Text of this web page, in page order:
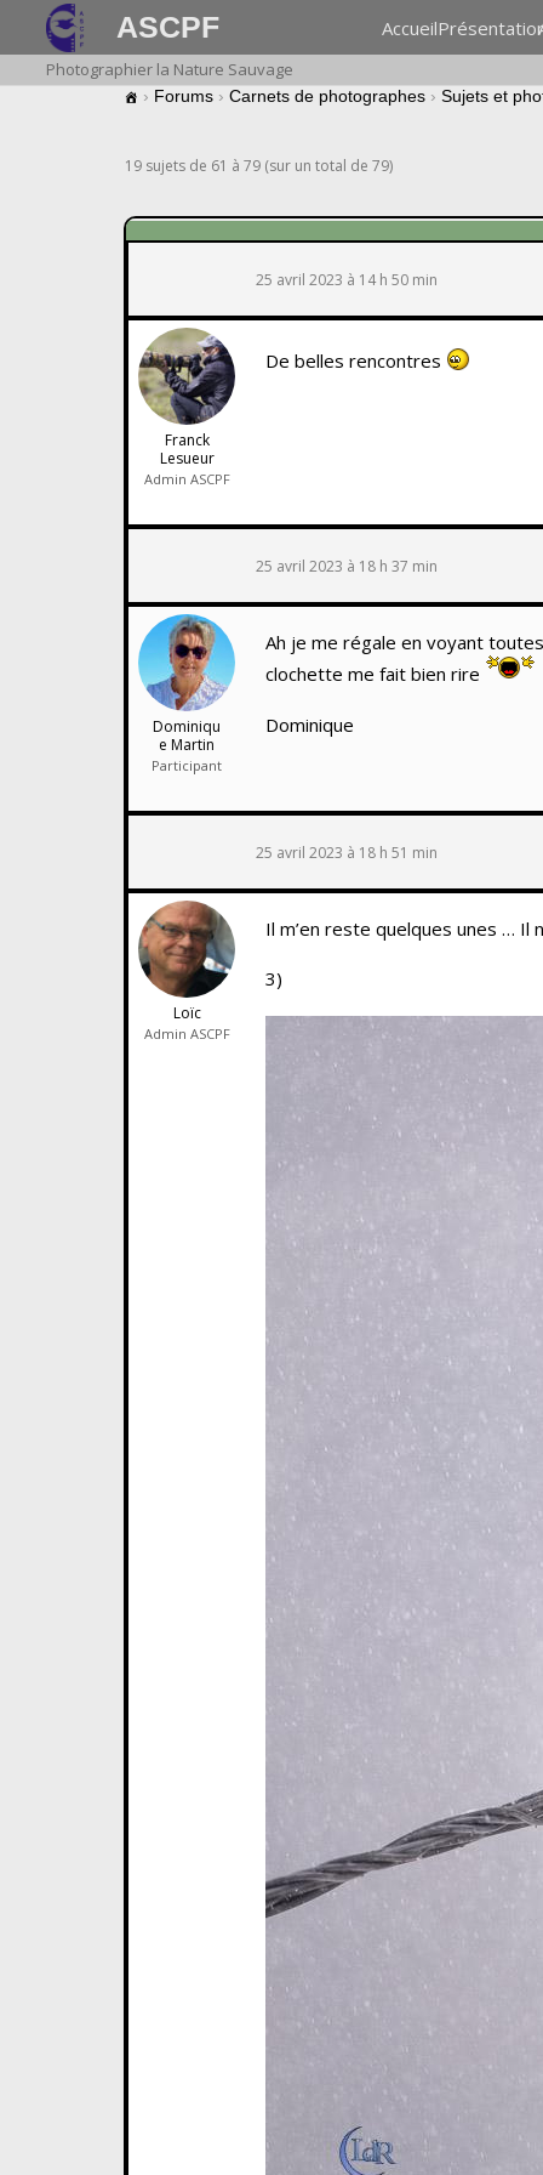
ASCPF Accueil
Photographier la Nature Sauvage
› Forums › Carnets de photographes › Sujets et
19 sujets de 61 à 79 (sur un total de 79)
25 avril 2023 à 14 h 50 min
Franck
Lesueur
Admin ASCPF
De belles rencontres
25 avril 2023 à 18 h 37 min
Dominiqu
e Martin
Participant
Ah je me régale en voyant
clochette me fait bien rire
Dominique
25 avril 2023 à 18 h 51 min
Loïc
Admin ASCPF
Il m’en reste quelques unes … Il
3)